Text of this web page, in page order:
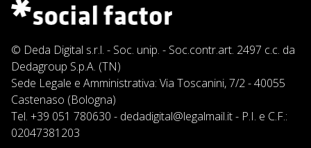
© Deda Digital s.r.l. - Soc. unip. - Soc.contr.art. 2497 c.c. da
Dedagroup S.p.A. (TN)
Sede Legale e Amministrativa: Via Toscanini, 7/2 - 40055
Castenaso (Bologna)
Tel. +39 051 780630 - dedadigital@legalmail.it- P.I. e C.F.:
02047381203